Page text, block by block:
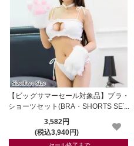
【ビッグサマーセール対象品】ブラ・
ショーツセット(BRA・SHORTS SET)
3,582円
(税込3,940円)